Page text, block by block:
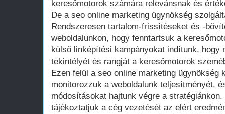
keresőmotorok számára relevánsnak és
De a seo online marketing ügynökség
Rendszeresen tartalom-frissítéseket és -
weboldalunkon, hogy fenntartsuk a
külső linképítési kampányokat indítunk, hogy
tekintélyét és rangját a keresőmotorok
Ezen felül a seo online marketing ügynökség
monitorozzuk a weboldalunk teljesítményét,
módosításokat hajtunk végre a
tájékoztatjuk a cég vezetését az elért